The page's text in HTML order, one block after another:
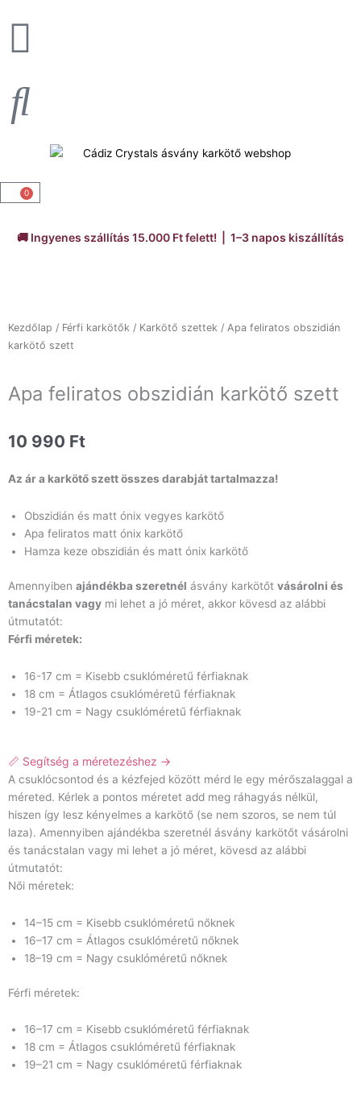
0
Kosár
🚚 Ingyenes szállítás 15.000 Ft felett! | 1–3 napos kiszállítás
Kezdőlap / Férfi karkötők / Karkötő szettek / Apa feliratos obszidián
karkötő szett
Apa feliratos obszidián karkötő szett
10 990 Ft
Az ár a karkötő szett összes darabját tartalmazza!
Obszidián és matt ónix vegyes karkötő
Apa feliratos matt ónix karkötő
Hamza keze obszidián és matt ónix karkötő
Amennyiben ajándékba szeretnél ásvány karkötőt vásárolni és
tanácstalan vagy mi lehet a jó méret, akkor kövesd az alábbi
útmutatót:
Férfi méretek:
16-17 cm = Kisebb csuklóméretű férfiaknak
18 cm = Átlagos csuklóméretű férfiaknak
19-21 cm = Nagy csuklóméretű férfiaknak
📏 Segítség a méretezéshez →
A csuklócsontod és a kézfejed között mérd le egy mérőszalaggal a
méreted. Kérlek a pontos méretet add meg ráhagyás nélkül,
hiszen így lesz kényelmes a karkötő (se nem szoros, se nem túl
laza). Amennyiben ajándékba szeretnél ásvány karkötőt vásárolni
és tanácstalan vagy mi lehet a jó méret, kövesd az alábbi
útmutatót:
Női méretek:
14–15 cm = Kisebb csuklóméretű nőknek
16–17 cm = Átlagos csuklóméretű nőknek
18–19 cm = Nagy csuklóméretű nőknek
Férfi méretek:
16–17 cm = Kisebb csuklóméretű férfiaknak
18 cm = Átlagos csuklóméretű férfiaknak
19–21 cm = Nagy csuklóméretű férfiaknak